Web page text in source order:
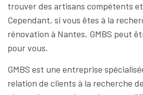
trouver des artisans compétents
Cependant, si vous êtes à la
rénovation à Nantes, GMBS peut
pour vous.
GMBS est une entreprise
relation de clients à la recherche